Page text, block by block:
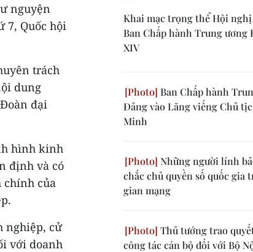
nguyện
7, Quốc hội
trách
dung
đại
hình kinh
định và có
chính của
nghiệp, cử
với doanh
Khai mạc trọng thể Hội
Ban Chấp hành Trung ương
XIV
Ban Chấp hành
Đảng vào Lăng viếng Chủ
Minh
Những người lính
chắc chủ quyền số quốc gia
gian mạng
Thủ tướng trao
công tác cán bộ đối với Bộ